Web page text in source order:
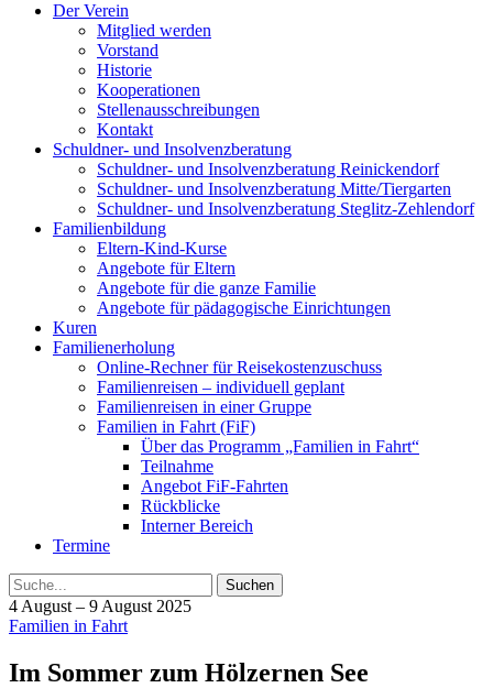
Der Verein
Mitglied werden
Vorstand
Historie
Kooperationen
Stellenausschreibungen
Kontakt
Schuldner- und Insolvenzberatung
Schuldner- und Insolvenzberatung Reinickendorf
Schuldner- und Insolvenzberatung Mitte/Tiergarten
Schuldner- und Insolvenzberatung Steglitz-Zehlendorf
Familienbildung
Eltern-Kind-Kurse
Angebote für Eltern
Angebote für die ganze Familie
Angebote für pädagogische Einrichtungen
Kuren
Familienerholung
Online-Rechner für Reisekostenzuschuss
Familienreisen – individuell geplant
Familienreisen in einer Gruppe
Familien in Fahrt (FiF)
Über das Programm „Familien in Fahrt“
Teilnahme
Angebot FiF-Fahrten
Rückblicke
Interner Bereich
Termine
Suche
4 August – 9 August 2025
Familien in Fahrt
Im Sommer zum Hölzernen See